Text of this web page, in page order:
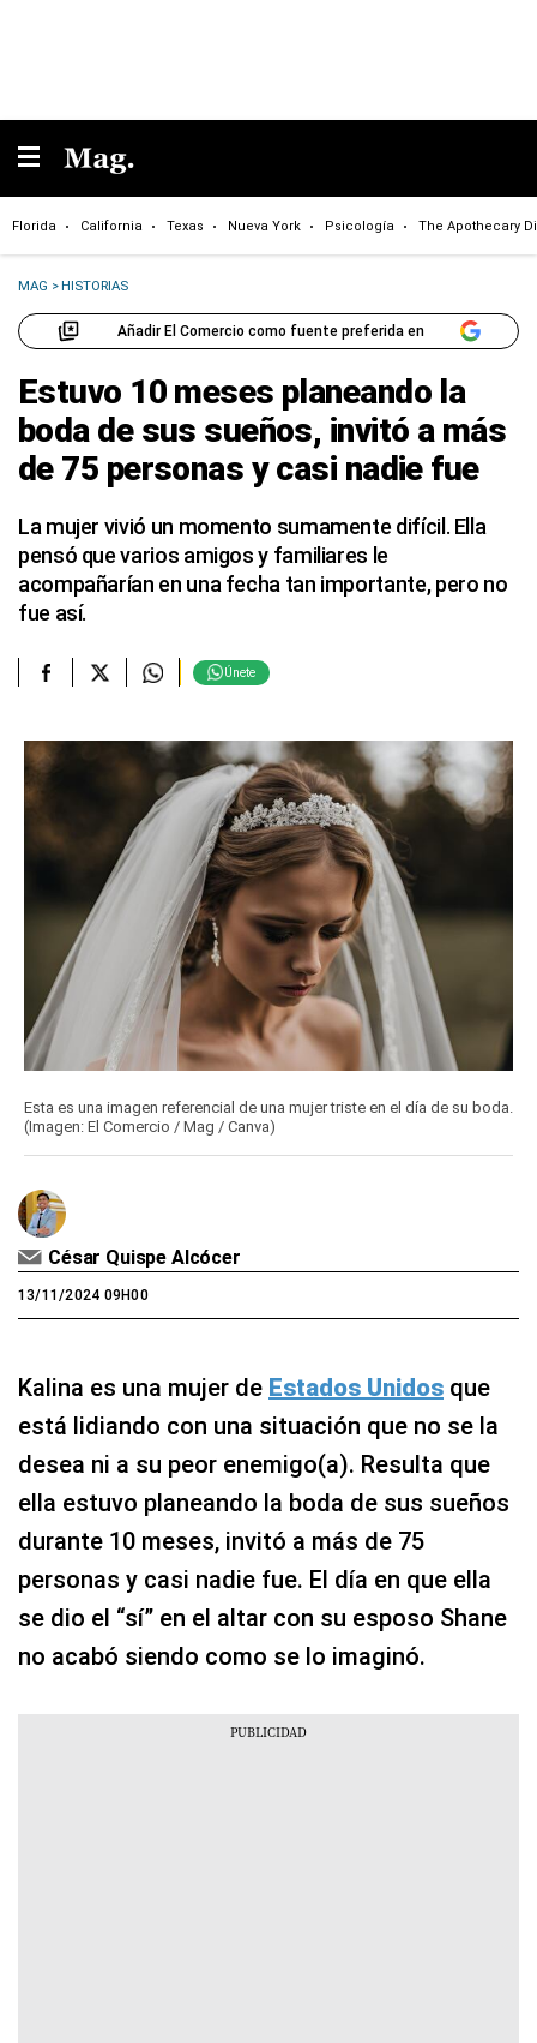
Florida California Texas Nueva York Psicología The Apothecary
MAG >HISTORIAS
Añadir El Comercio como fuente preferida en
Estuvo 10 meses planeando la
boda de sus sueños, invitó a más
de 75 personas y casi nadie fue
La mujer vivió un momento sumamente difícil. Ella
pensó que varios amigos y familiares le
acompañarían en una fecha tan importante, pero no
fue así.
Únete
Esta es una imagen referencial de una mujer triste en el día de su boda.
(Imagen: El Comercio / Mag / Canva)
César Quispe Alcócer
13/11/2024 09H00
Kalina es una mujer de Estados Unidos que
está lidiando con una situación que no se la
desea ni a su peor enemigo(a). Resulta que
ella estuvo planeando la boda de sus sueños
durante 10 meses, invitó a más de 75
personas y casi nadie fue. El día en que ella
se dio el “sí” en el altar con su esposo Shane
no acabó siendo como se lo imaginó.